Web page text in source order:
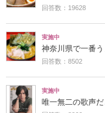
回答数：19628
実施中
神奈川県で一番
回答数：8502
実施中
唯一無二の歌声